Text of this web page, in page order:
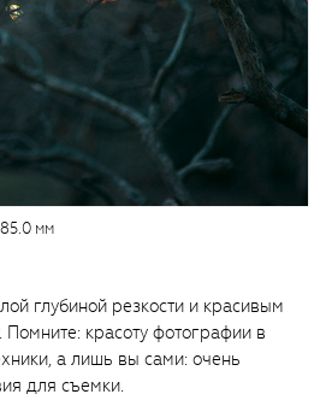
85.0 мм
глубиной резкости и красивым
красоту фотографии в
а лишь вы сами: очень
для съемки.